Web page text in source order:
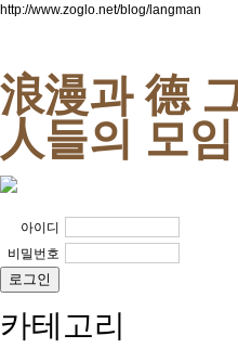
http://www.zoglo.net/blog/langman
浪漫과 德
人들의 모임
아이디
비밀번호
카테고리